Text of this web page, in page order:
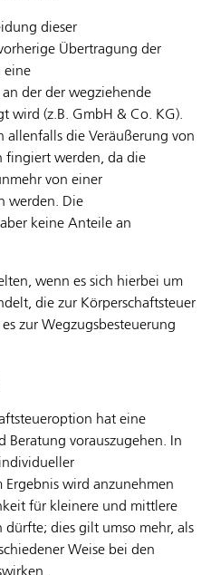
dieser
Übertragung der
eine
an der der wegziehende
wird (z.B. GmbH & Co. KG).
allenfalls die Veräußerung von
fingiert werden, da die
von einer
werden. Die
keine Anteile an
wenn es sich hierbei um
die zur Körperschaftsteuer
zur Wegzugsbesteuerung
hat eine
Beratung vorauszugehen. In
Ergebnis wird anzunehmen
für kleinere und mittlere
dies gilt umso mehr, als
Weise bei den